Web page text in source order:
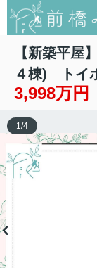
【新築平
４棟) トイ
3,998万円
1/4